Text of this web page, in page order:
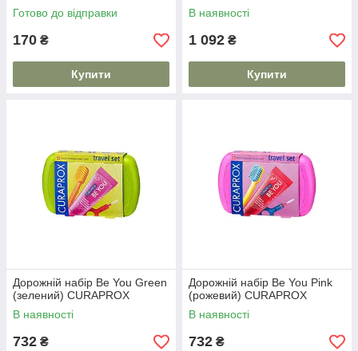
Готово до відправки
170 ₴
Купити
В наявності
1 092 ₴
Купити
Дорожній набір Be You Green
(зелений) CURAPROX
В наявності
732 ₴
Дорожній набір Be You Pink
(рожевий) CURAPROX
В наявності
732 ₴